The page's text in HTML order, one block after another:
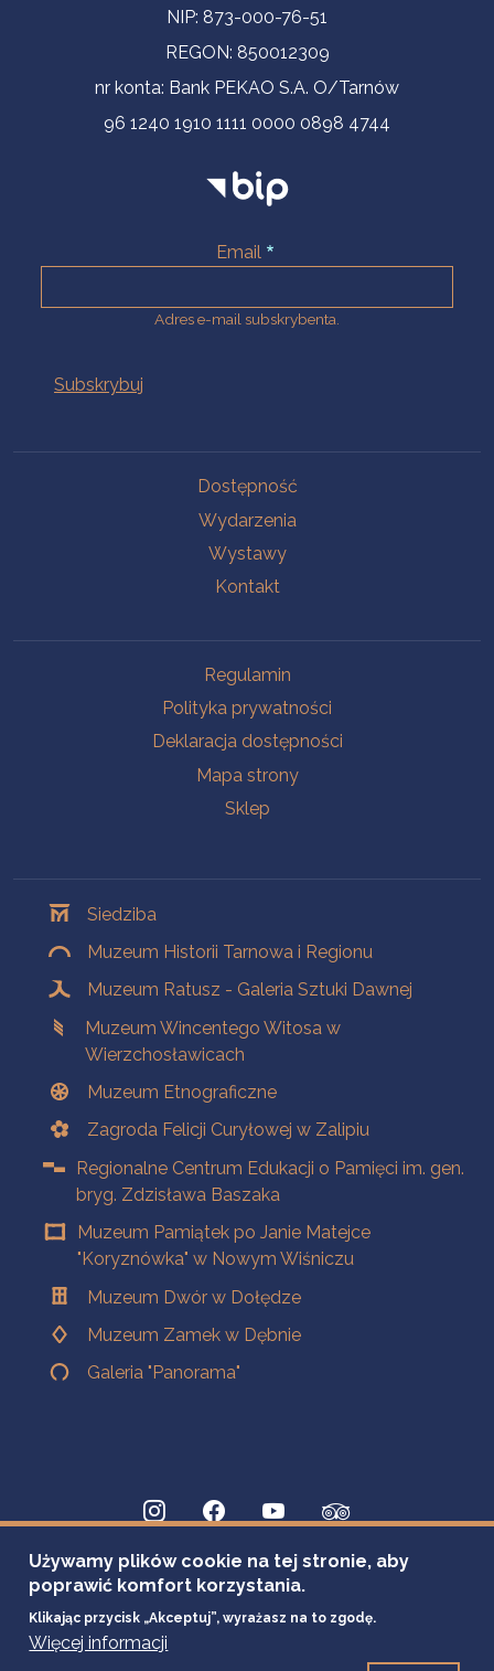
NIP: 873-000-76-51
REGON: 850012309
nr konta: Bank PEKAO S.A. O/Tarnów
96 1240 1910 1111 0000 0898 4744
Email
Adres e-mail subskrybenta.
Dostępność
Wydarzenia
Wystawy
Kontakt
Regulamin
Polityka prywatności
Deklaracja dostępności
Mapa strony
Sklep
Siedziba
Muzeum Historii Tarnowa i Regionu
Muzeum Ratusz - Galeria Sztuki Dawnej
Muzeum Wincentego Witosa w
Wierzchosławicach
Muzeum Etnograficzne
Zagroda Felicji Curyłowej w Zalipiu
Regionalne Centrum Edukacji o Pamięci im. gen.
bryg. Zdzisława Baszaka
Muzeum Pamiątek po Janie Matejce
"Koryznówka" w Nowym Wiśniczu
Muzeum Dwór w Dołędze
Muzeum Zamek w Dębnie
Galeria "Panorama"
Używamy plików cookie na tej stronie, aby
poprawić komfort korzystania.
Klikając przycisk „Akceptuj”, wyrażasz na to zgodę.
Więcej informacji